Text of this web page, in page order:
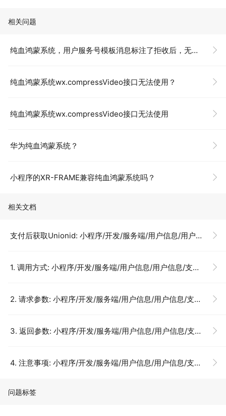
相关问题
纯血鸿蒙系统，用户服务号模板消息标注了拒收后，无法恢复？
纯血鸿蒙系统wx.compressVideo接口无法使用？
纯血鸿蒙系统wx.compressVideo接口无法使用
华为纯血鸿蒙系统？
小程序的XR-FRAME兼容纯血鸿蒙系统吗？
相关文档
支付后获取Unionid: 小程序/开发/服务端/用户信息/用户信息/支付后获取Unionid
1. 调用方式: 小程序/开发/服务端/用户信息/用户信息/支付后获取Unionid
2. 请求参数: 小程序/开发/服务端/用户信息/用户信息/支付后获取Unionid
3. 返回参数: 小程序/开发/服务端/用户信息/用户信息/支付后获取Unionid
4. 注意事项: 小程序/开发/服务端/用户信息/用户信息/支付后获取Unionid
问题标签